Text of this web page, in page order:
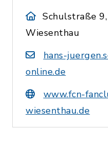
Schulstraße
Wiesenthau
hans-
online.de
www.fcn-
wiesenthau.de